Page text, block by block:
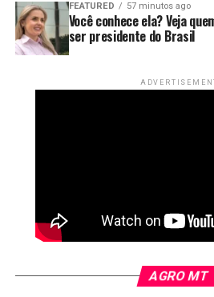
FEATURED 57 minutos ago
Você conhece ela? Veja
ser presidente do Brasil
AGRO MT